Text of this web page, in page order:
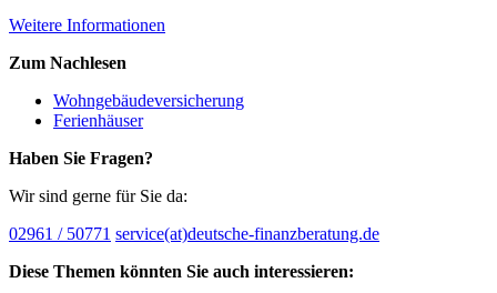
Weitere Informationen
Zum Nachlesen
Wohngebäudeversicherung
Ferienhäuser
Haben Sie Fragen?
Wir sind gerne für Sie da:
02961 / 50771 service(at)deutsche-finanzberatung.de
Diese Themen könnten Sie auch interessieren: